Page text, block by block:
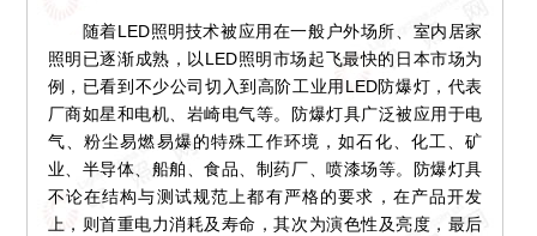
随着LED照明技术被应用在一般户外场所、室内居家
照明已逐渐成熟，以LED照明市场起飞最快的日本市场为
例，已看到不少公司切入到高阶工业用LED防爆灯，代表
厂商如星和电机、岩崎电气等。防爆灯具广泛被应用于电
气、粉尘易燃易爆的特殊工作环境，如石化、化工、矿
业、半导体、船舶、食品、制药厂、喷漆场等。防爆灯具
不论在结构与测试规范上都有严格的要求，在产品开发
上，则首重电力消耗及寿命，其次为演色性及亮度，最后